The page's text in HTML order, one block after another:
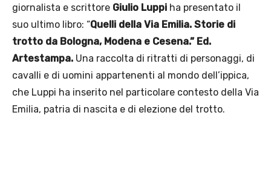
giornalista e scrittore Giulio Luppi ha presentato il
suo ultimo libro: “Quelli della Via Emilia. Storie di
trotto da Bologna, Modena e Cesena.” Ed.
Artestampa. Una raccolta di ritratti di personaggi, di
cavalli e di uomini appartenenti al mondo dell’ippica,
che Luppi ha inserito nel particolare contesto della Via
Emilia, patria di nascita e di elezione del trotto.